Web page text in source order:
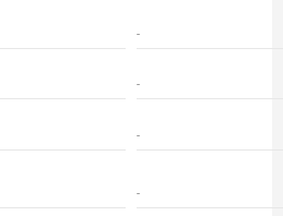
-
-
-
-